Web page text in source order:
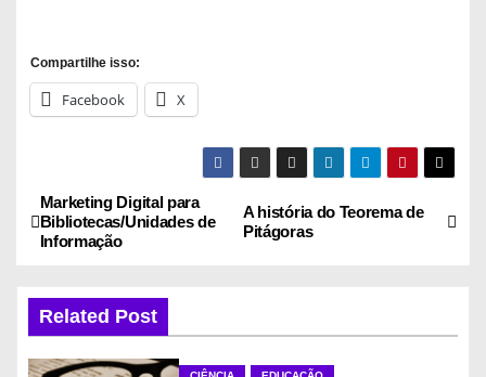
Compartilhe isso:
Facebook X
N
a
v
e
A história do Teorema de
Pitágoras
Marketing Digital para
Bibliotecas/Unidades de
Informação
Related Post